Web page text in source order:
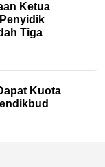
Ketua
Tiga
Kuota